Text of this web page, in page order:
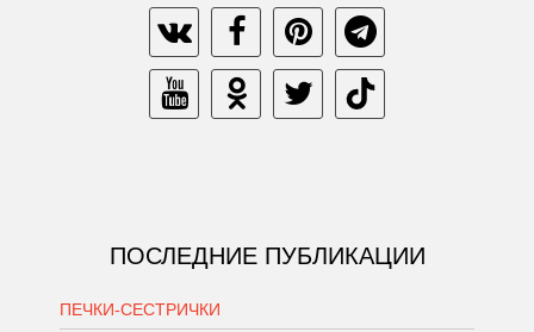
ПОСЛЕДНИЕ ПУБЛИКАЦИИ
ПЕЧКИ-СЕСТРИЧКИ